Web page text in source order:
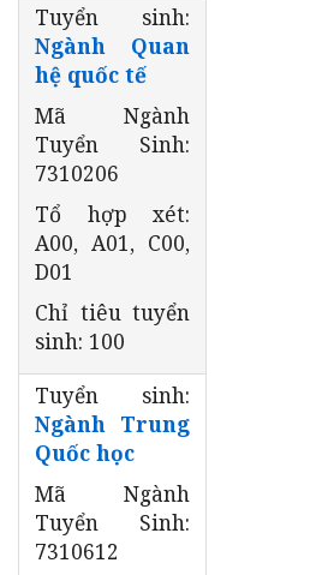
Tuyển sinh:
Ngành Quan
hệ quốc tế
Mã Ngành
Tuyển Sinh:
7310206
Tổ hợp xét:
A00, A01, C00,
D01
Chỉ tiêu tuyển
sinh: 100
Tuyển sinh:
Ngành Trung
Quốc học
Mã Ngành
Tuyển Sinh:
7310612